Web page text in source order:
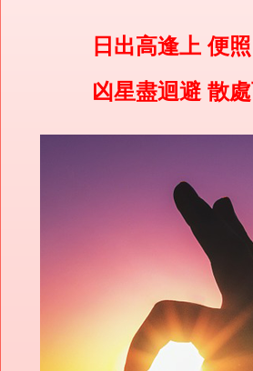
日出高逢上 便
凶星盡迴避 散